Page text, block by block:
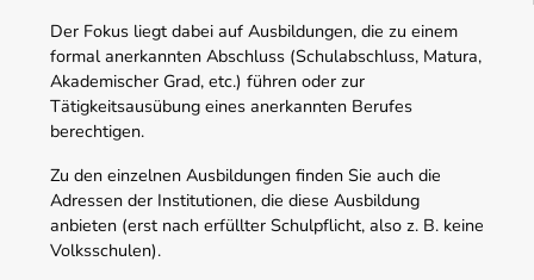
Der Fokus liegt dabei auf Ausbildungen, die zu einem
formal anerkannten Abschluss (Schulabschluss, Matura,
Akademischer Grad, etc.) führen oder zur
Tätigkeitsausübung eines anerkannten Berufes
berechtigen.
Zu den einzelnen Ausbildungen finden Sie auch die
Adressen der Institutionen, die diese Ausbildung
anbieten (erst nach erfüllter Schulpflicht, also z. B. keine
Volksschulen).